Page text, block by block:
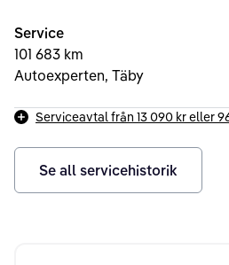
Service
101 683 km
Autoexperten, Täby
Serviceavtal från 13 090 kreller
Se all servicehistorik